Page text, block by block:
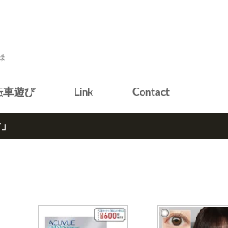
車遊び Link Contact